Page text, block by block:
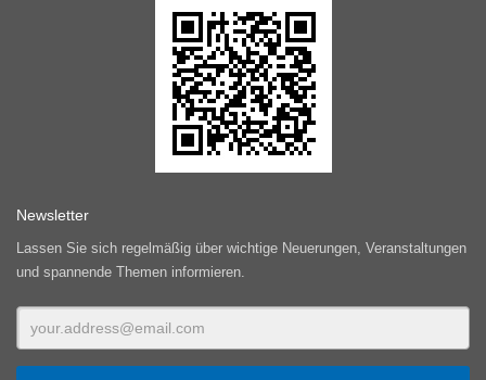
Newsletter
Lassen Sie sich regelmäßig über wichtige Neuerungen, Veranstaltungen
und spannende Themen informieren.